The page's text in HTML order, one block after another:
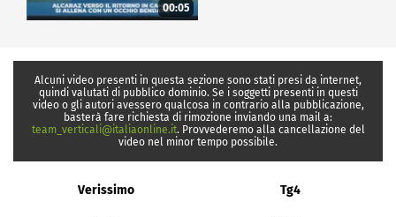
00:05
Alcuni video presenti in questa sezione sono stati presi da internet,
quindi valutati di pubblico dominio. Se i soggetti presenti in questi
video o gli autori avessero qualcosa in contrario alla pubblicazione,
basterà fare richiesta di rimozione inviando una mail a:
team_verticali@italiaonline.it. Provvederemo alla cancellazione del
video nel minor tempo possibile.
Verissimo Tg4